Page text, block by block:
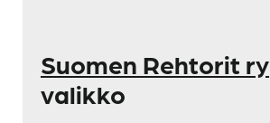
Suomen Rehtorit ry
valikko